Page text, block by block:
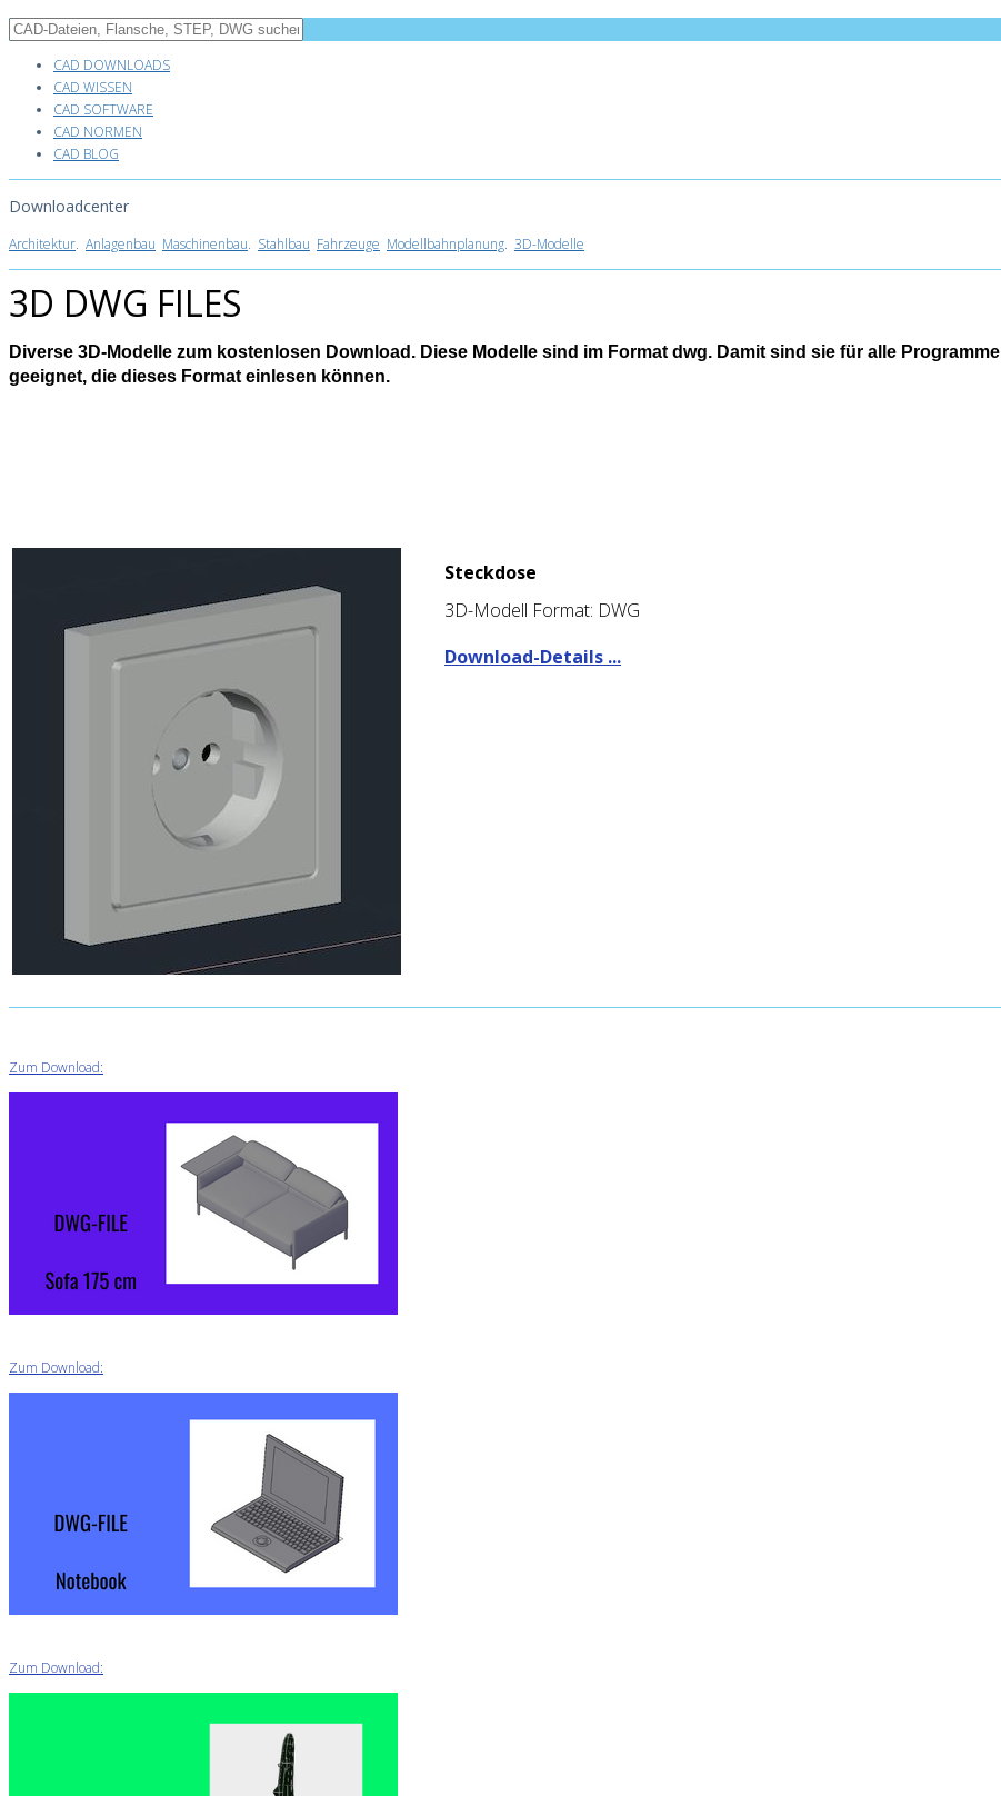
CAD DOWNLOADS
CAD WISSEN
CAD SOFTWARE
CAD NORMEN
CAD BLOG
Downloadcenter
Architektur. Anlagenbau Maschinenbau. Stahlbau Fahrzeuge Modellbahnplanung. 3D-Modelle
3D DWG FILES
Diverse 3D-Modelle zum kostenlosen Download. Diese Modelle sind im Format dwg. Damit sind sie für alle Programme
geeignet, die dieses Format einlesen können.
Steckdose
3D-Modell Format: DWG
Download-Details ...
Zum Download:
Zum Download:
Zum Download: